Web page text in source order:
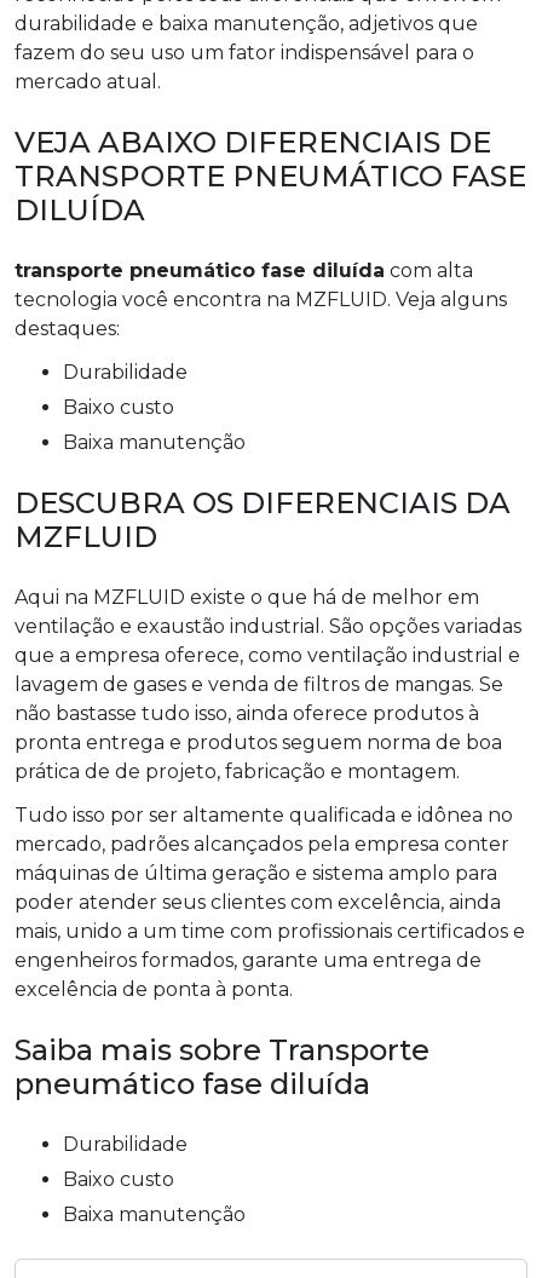
durabilidade e baixa manutenção, adjetivos que
fazem do seu uso um fator indispensável para o
mercado atual.
VEJA ABAIXO DIFERENCIAIS DE
TRANSPORTE PNEUMÁTICO FASE
DILUÍDA
transporte pneumático fase diluída com alta
tecnologia você encontra na MZFLUID. Veja alguns
destaques:
durabilidade
baixo custo
baixa manutenção
DESCUBRA OS DIFERENCIAIS DA
MZFLUID
Aqui na MZFLUID existe o que há de melhor em
ventilação e exaustão industrial. São opções variadas
que a empresa oferece, como ventilação industrial e
lavagem de gases e venda de filtros de mangas. Se
não bastasse tudo isso, ainda oferece produtos à
pronta entrega e produtos seguem norma de boa
prática de de projeto, fabricação e montagem.
Tudo isso por ser altamente qualificada e idônea no
mercado, padrões alcançados pela empresa conter
máquinas de última geração e sistema amplo para
poder atender seus clientes com excelência, ainda
mais, unido a um time com profissionais certificados e
engenheiros formados, garante uma entrega de
excelência de ponta à ponta.
Saiba mais sobre Transporte
pneumático fase diluída
durabilidade
baixo custo
baixa manutenção